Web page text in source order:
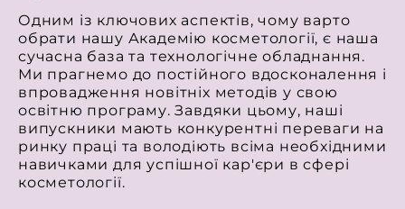
Одним із ключових аспектів, чому варто
обрати нашу Академію косметології, є наша
сучасна база та технологічне обладнання.
Ми прагнемо до постійного вдосконалення і
впровадження новітніх методів у свою
освітню програму. Завдяки цьому, наші
випускники мають конкурентні переваги на
ринку праці та володіють всіма необхідними
навичками для успішної кар'єри в сфері
косметології.